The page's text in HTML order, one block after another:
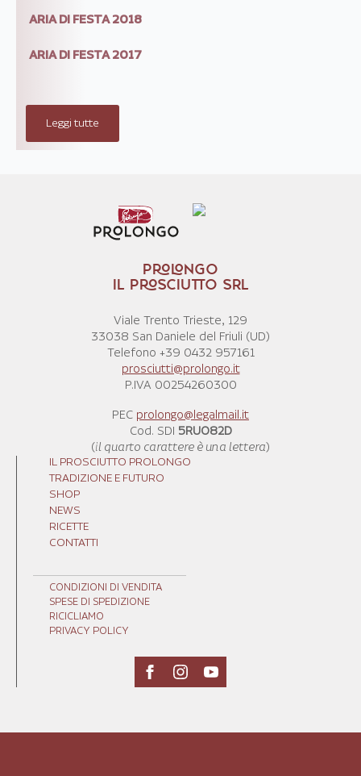
ARIA DI FESTA 2018
ARIA DI FESTA 2017
Leggi tutte
PROLONGO
IL PROSCIUTTO SRL
Viale Trento Trieste, 129
33038 San Daniele del Friuli (UD)
Telefono +39 0432 957161
prosciutti@prolongo.it
P.IVA 00254260300
PEC prolongo@legalmail.it
Cod. SDI 5RUO82D
(il quarto carattere è una lettera)
IL PROSCIUTTO PROLONGO
TRADIZIONE E FUTURO
SHOP
NEWS
RICETTE
CONTATTI
CONDIZIONI DI VENDITA
SPESE DI SPEDIZIONE
RICICLIAMO
PRIVACY POLICY